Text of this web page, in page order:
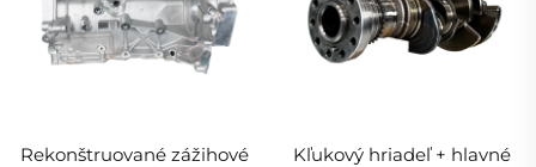
Rekonštruované zážihové
Kľukový hriadeľ + hlavné